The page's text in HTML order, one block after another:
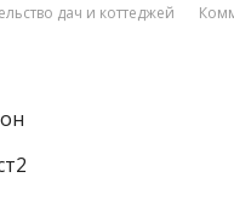
дач и коттеджей